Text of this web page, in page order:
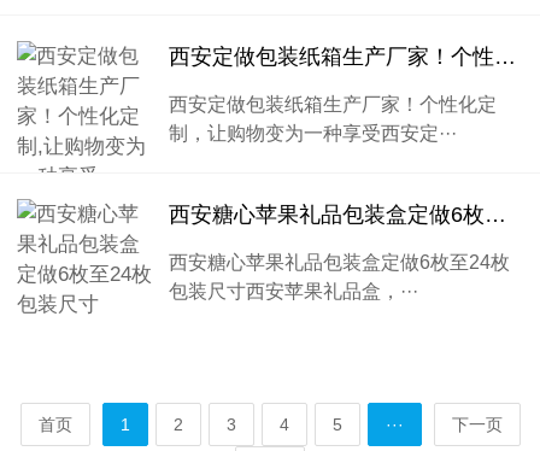
西安定做包装纸箱生产厂家！个性化定制,让购物变为一种享受
西安定做包装纸箱生产厂家！个性化定
制，让购物变为一种享受西安定···
西安糖心苹果礼品包装盒定做6枚至24枚包装尺寸
西安糖心苹果礼品包装盒定做6枚至24枚
包装尺寸西安苹果礼品盒，···
首页 1 2 3 4 5 ··· 下一页